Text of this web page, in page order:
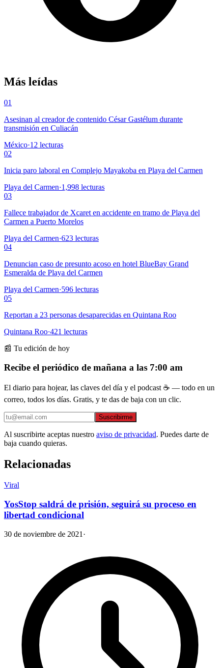
Más leídas
01
Asesinan al creador de contenido César Gastélum durante
transmisión en Culiacán
México·12 lecturas
02
Inicia paro laboral en Complejo Mayakoba en Playa del Carmen
Playa del Carmen·1,998 lecturas
03
Fallece trabajador de Xcaret en accidente en tramo de Playa del
Carmen a Puerto Morelos
Playa del Carmen·623 lecturas
04
Denuncian caso de presunto acoso en hotel BlueBay Grand
Esmeralda de Playa del Carmen
Playa del Carmen·596 lecturas
05
Reportan a 23 personas desaparecidas en Quintana Roo
Quintana Roo·421 lecturas
📰 Tu edición de hoy
Recibe el periódico de mañana a las 7:00 am
El diario para hojear, las claves del día y el podcast ☕ — todo en un
correo, todos los días. Gratis, y te das de baja con un clic.
Suscribirme
Al suscribirte aceptas nuestro aviso de privacidad. Puedes darte de
baja cuando quieras.
Relacionadas
Viral
YosStop saldrá de prisión, seguirá su proceso en
libertad condicional
30 de noviembre de 2021 ·